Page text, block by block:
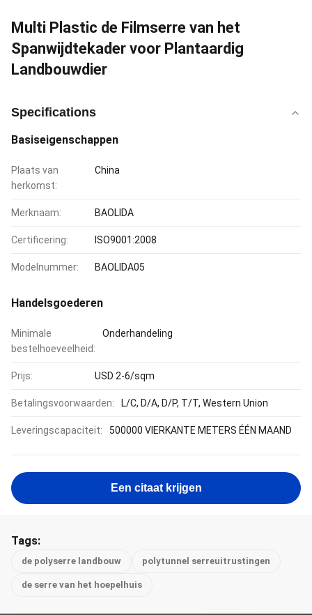
Multi Plastic de Filmserre van het
Spanwijdtekader voor Plantaardig
Landbouwdier
Specifications
Basiseigenschappen
Plaats van
herkomst:
China
Merknaam: BAOLIDA
Certificering: ISO9001:2008
Modelnummer: BAOLIDA05
Handelsgoederen
Minimale
bestelhoeveelheid:
Onderhandeling
Prijs: USD 2-6/sqm
Betalingsvoorwaarden: L/C, D/A, D/P, T/T, Western Union
Leveringscapaciteit: 500000 VIERKANTE METERS ÉÉN MAAND
Een citaat krijgen
Tags:
de polyserre landbouw polytunnel serreuitrustingen
de serre van het hoepelhuis